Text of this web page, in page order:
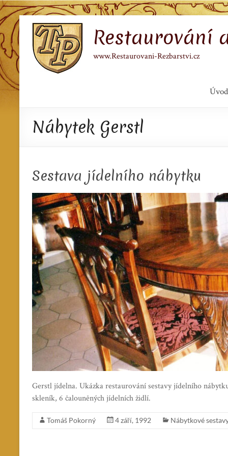
Skip
to
content
Restaurování
www.Restaurovani-Rezbarstvi.cz
Úvod
Nábytek Gerstl
Sestava jídelního nábytku
Gerstl jídelna. Ukázka restaurování sestavy jídelního
skleník, 6 čalouněných jídelních židlí.
Tomáš Pokorný 4 září, 1992 Nábytkové